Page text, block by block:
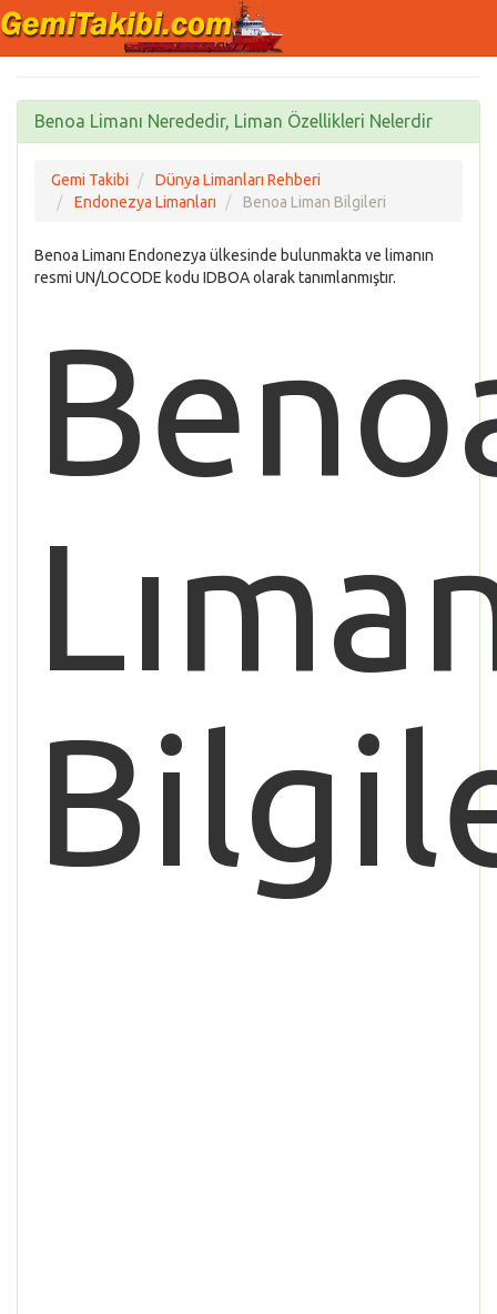
Benoa Limanı Nerededir, Liman Özellikleri Nelerdir
Gemi Takibi
Dünya Limanları Rehberi
Endonezya Limanları
Benoa Liman Bilgileri
Benoa Limanı Endonezya ülkesinde bulunmakta ve limanın
resmi UN/LOCODE kodu IDBOA olarak tanımlanmıştır.